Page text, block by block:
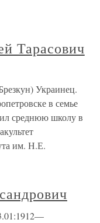
Тарасович
Украинец.
в семье
среднюю школу в
им. Н.Е.